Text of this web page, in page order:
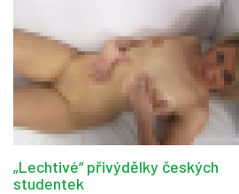
„Lechtivé“ přivýdělky českých
studentek